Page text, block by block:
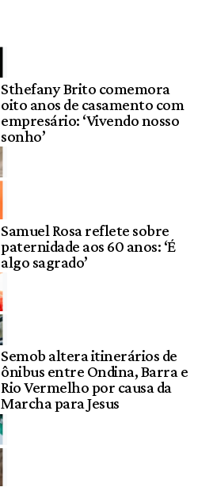
Sthefany Brito comemora
oito anos de casamento com
empresário: ‘Vivendo nosso
sonho’
Samuel Rosa reflete sobre
paternidade aos 60 anos: ‘É
algo sagrado’
Semob altera itinerários de
ônibus entre Ondina, Barra e
Rio Vermelho por causa da
Marcha para Jesus